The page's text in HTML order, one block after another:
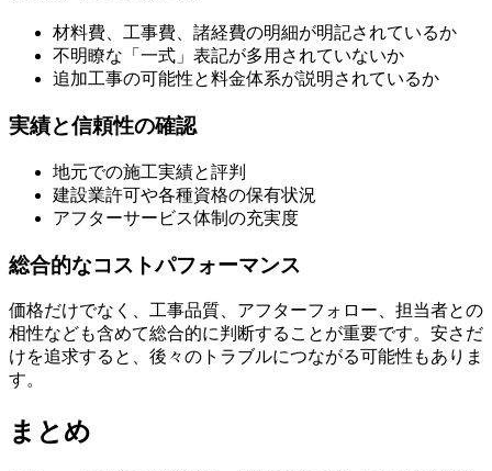
材料費、工事費、諸経費の明細が明記されているか
不明瞭な「一式」表記が多用されていないか
追加工事の可能性と料金体系が説明されているか
実績と信頼性の確認
地元での施工実績と評判
建設業許可や各種資格の保有状況
アフターサービス体制の充実度
総合的なコストパフォーマンス
価格だけでなく、工事品質、アフターフォロー、担当者との
相性なども含めて総合的に判断することが重要です。安さだ
けを追求すると、後々のトラブルにつながる可能性もありま
す。
まとめ